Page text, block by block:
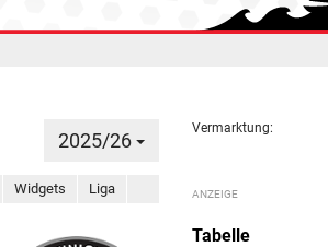
2025/26
Widgets Liga
Vermarktung:
Tabelle